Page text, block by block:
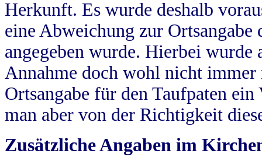
Herkunft. Es wurde deshalb
eine Abweichung zur
angegeben wurde. Hierbei wurde
Annahme doch wohl nicht
Ortsangabe für den Taufpaten
man aber von der Richtigkeit
Zusätzliche Angaben im